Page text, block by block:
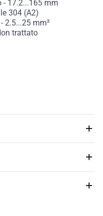
- 17.2...165 mm
304 (A2)
2.5...25 mm²
trattato